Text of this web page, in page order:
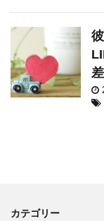
カテゴリー